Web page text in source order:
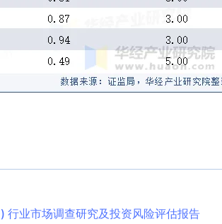
业市场调查研究及投资风险评估报告